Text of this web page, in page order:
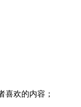
喜欢的内容；